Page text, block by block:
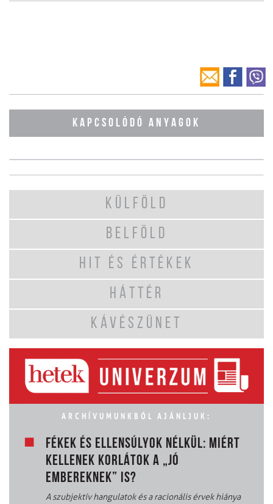
KAPCSOLÓDÓ ANYAGOK
KÜLFÖLD
BELFÖLD
HIT ÉS ÉRTÉKEK
HÁTTÉR
KÁVÉSZÜNET
ARCHÍVUMUNKBÓL AJÁNLJUK:
FÉKEK ÉS ELLENSÚLYOK NÉLKÜL: MIÉRT
KELLENEK KORLÁTOK A „JÓ
EMBEREKNEK” IS?
A szubjektív hangulatok és a racionális érvek hiánya